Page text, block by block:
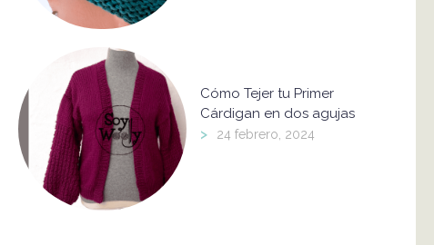
Cómo Tejer tu Primer
Cárdigan en dos agujas
> 24 febrero, 2024